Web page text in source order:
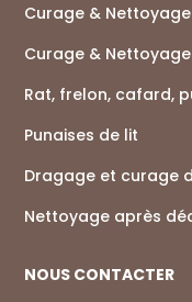
Curage &
Curage &
Rat, frelon, cafard,
Punaises de lit
Dragage et curage
Nettoyage après
NOUS CONTACTER